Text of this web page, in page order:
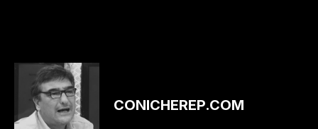
CONICHEREP.COM